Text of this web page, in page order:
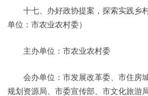
十七、办好政协提案，探索实践乡
单位：市农业农村委）
主办单位：市农业农村委
会办单位：市发展改革委、市住房
规划资源局、市委宣传部、市文化旅游